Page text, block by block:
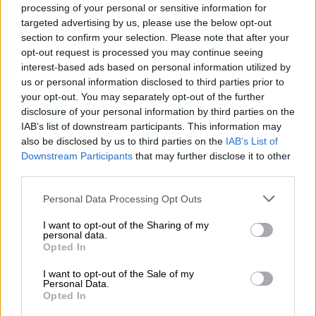
processing of your personal or sensitive information for
targeted advertising by us, please use the below opt-out
section to confirm your selection. Please note that after your
opt-out request is processed you may continue seeing
interest-based ads based on personal information utilized by
us or personal information disclosed to third parties prior to
your opt-out. You may separately opt-out of the further
disclosure of your personal information by third parties on the
IAB’s list of downstream participants. This information may
also be disclosed by us to third parties on the IAB’s List of
Downstream Participants that may further disclose it to other
Please note that this website/app uses one or more Google
not limited to your visit or usage behaviour. You may click to
grant or deny consent to Google and its third-party tags to
use your data for below specified purposes in below Google
consent section.
Personal Data Processing Opt Outs
I want to opt-out of the Sharing of my
personal data.
Opted In
I want to opt-out of the Sale of my
Personal Data.
Opted In
υγείας που βρίσκονται σε30 νησιάσε
κέντρα υγείας καιπολυϊατρεία . Τα νησιά στα
οποία θα ενισχυθεί το ιατρικό προσωπικό
είναι τα εξής: Τήνο, Καρλόβασι, Μύκονο, Ίο,
Μήλο, Αμοργό, Πάτμο, Γαλατά, Αίγινα, Πάρο,
Άνδρο, Σύμη, Κέα, Σίφνο, Μεγίστη, Λειψούς,
Δονούσα, Σχοινούσα, Τήλο, Σέριφο,
Φολέγανδρο, Ανάφη, Σίκινο, Νίσυρο,
Αγαθονήσι, Χάλκη, Κύθνο, Ηράκλεια,
Τα κίνητρα που προβλέπονται
Ειδικότερα οι ενισχύσεις που υλοποιούνται
και έχουν στόχο την πρόσληψη των γιατρών
είναι οι εξής:
Πρόσθετη μηνιαία αποζημίωση ύψους